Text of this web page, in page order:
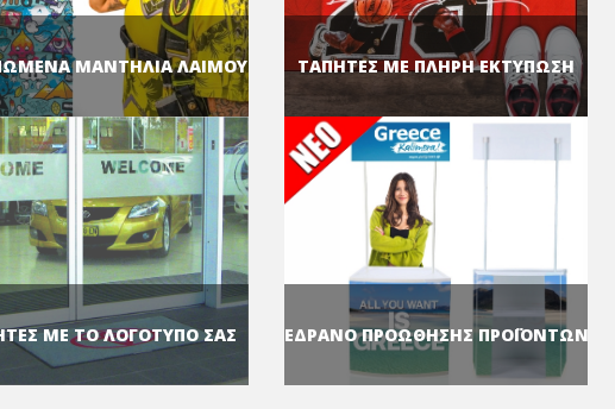
ΜΑΝΤΗΛΙΑ ΛΑΙΜΟΥ
ΜΕ ΤΟ ΛΟΓΟΤΥΠΟ ΣΑΣ
ΤΑΠΗΤΕΣ ΜΕ ΠΛΗΡΗ ΕΚΤΥΠΩΣΗ
ΕΔΡΑΝΟ ΠΡΟΩΘΗΣΗΣ ΠΡΟΪΟΝΤΩΝ